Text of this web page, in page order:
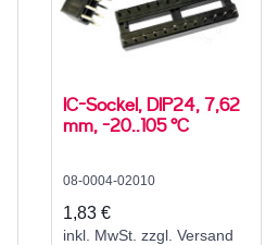
IC-Sockel, DIP24, 7,62
mm, -20..105 °C
08-0004-02010
1,83 €
inkl. MwSt. zzgl. Versand